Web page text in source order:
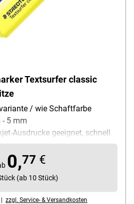
Textsurfer classic
/ wie Schaftfarbe
5 mm
Ausdrucke geeignet, schnell
nachfüllbar
läuft auch bei hohem Druck
Drehkappe mit
0,77 €
(ab 10 Stück)
zzgl. Service- & Versandkosten